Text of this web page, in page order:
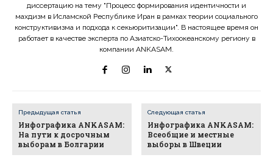
диссертацию на тему "Процесс формирования идентичности и
махдизм в Исламской Республике Иран в рамках теории социального
конструктивизма и подхода к секьюритизации". В настоящее время он
работает в качестве эксперта по Азиатско-Тихоокеанскому региону в
компании ANKASAM.
Предыдущая статья
Инфографика ANKASAM:
На пути к досрочным
выборам в Болгарии
Следующая статья
Инфографика ANKASAM:
Всеобщие и местные
выборы в Швеции